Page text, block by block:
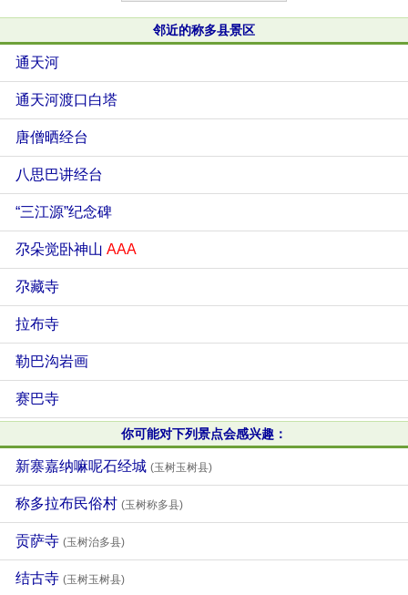
邻近的称多县景区
通天河
通天河渡口白塔
唐僧晒经台
八思巴讲经台
“三江源”纪念碑
尕朵觉卧神山 AAA
尕藏寺
拉布寺
勒巴沟岩画
赛巴寺
你可能对下列景点会感兴趣：
新寨嘉纳嘛呢石经城 (玉树玉树县)
称多拉布民俗村 (玉树称多县)
贡萨寺 (玉树治多县)
结古寺 (玉树玉树县)